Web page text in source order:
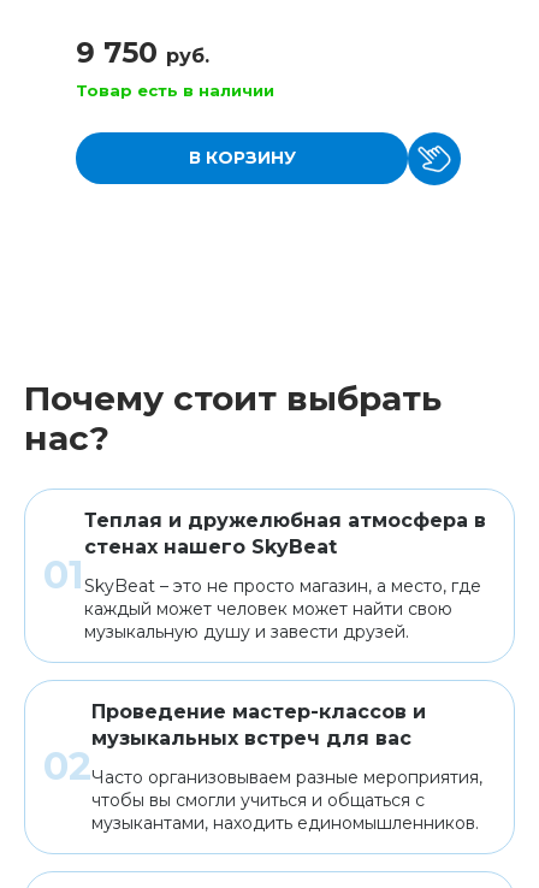
9 750 руб.
Товар есть в наличии
В КОРЗИНУ
Почему стоит выбрать
нас?
Теплая и дружелюбная атмосфера в
стенах нашего SkyBeat
SkyBeat – это не просто магазин, а место, где
каждый может человек может найти свою
музыкальную душу и завести друзей.
Проведение мастер-классов и
музыкальных встреч для вас
Часто организовываем разные мероприятия,
чтобы вы смогли учиться и общаться с
музыкантами, находить единомышленников.